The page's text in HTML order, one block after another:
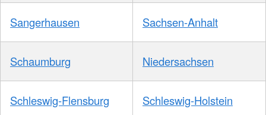
Sangerhausen Sachsen-Anhalt
Schaumburg Niedersachsen
Schleswig-Flensburg Schleswig-Holstein